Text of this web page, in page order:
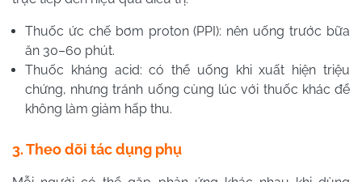
Thuốc ức chế bơm proton (PPI): nên uống trước bữa
ăn 30–60 phút.
Thuốc kháng acid: có thể uống khi xuất hiện triệu
chứng, nhưng tránh uống cùng lúc với thuốc khác để
không làm giảm hấp thu.
3. Theo dõi tác dụng phụ